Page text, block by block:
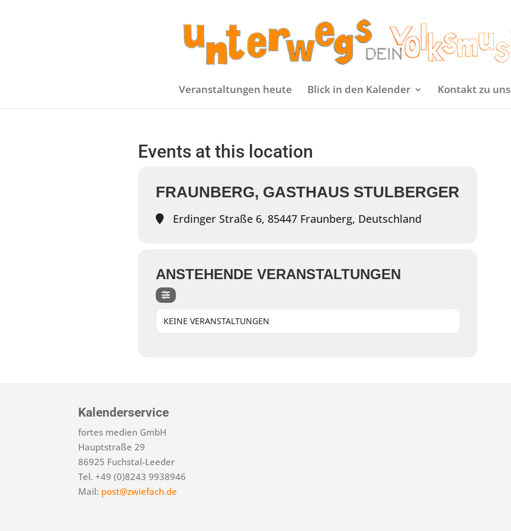
Veranstaltungen heute Blick in den Kalender Kontakt zu uns
Events at this location
FRAUNBERG, GASTHAUS STULBERGER
Erdinger Straße 6, 85447 Fraunberg, Deutschland
ANSTEHENDE VERANSTALTUNGEN
KEINE VERANSTALTUNGEN
Kalenderservice
fortes medien GmbH
Hauptstraße 29
86925 Fuchstal-Leeder
Tel. +49 (0)8243 9938946
Mail: post@zwiefach.de